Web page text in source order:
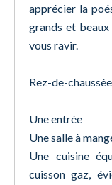
apprécier la
grands et
vous ravir.
Rez-de-
Une entrée
Une salle à
Une cuisine
cuisson gaz,